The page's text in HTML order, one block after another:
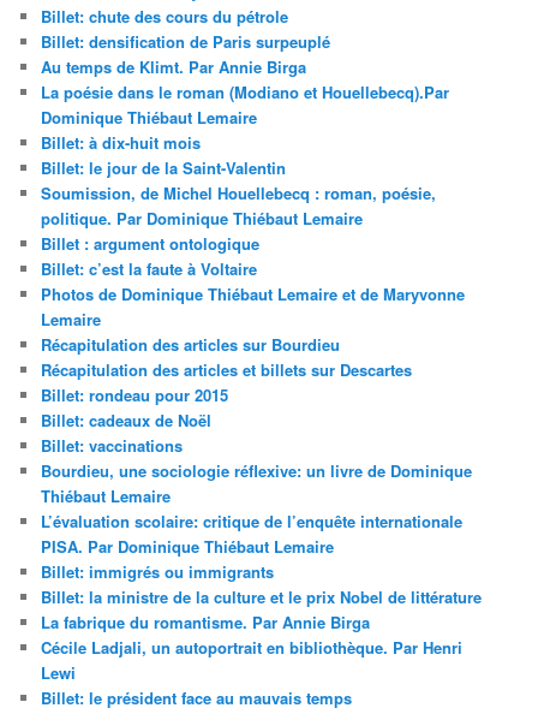
Billet: chute des cours du pétrole
Billet: densification de Paris surpeuplé
Au temps de Klimt. Par Annie Birga
La poésie dans le roman (Modiano et Houellebecq).Par
Dominique Thiébaut Lemaire
Billet: à dix-huit mois
Billet: le jour de la Saint-Valentin
Soumission, de Michel Houellebecq : roman, poésie,
politique. Par Dominique Thiébaut Lemaire
Billet : argument ontologique
Billet: c’est la faute à Voltaire
Photos de Dominique Thiébaut Lemaire et de Maryvonne
Lemaire
Récapitulation des articles sur Bourdieu
Récapitulation des articles et billets sur Descartes
Billet: rondeau pour 2015
Billet: cadeaux de Noël
Billet: vaccinations
Bourdieu, une sociologie réflexive: un livre de Dominique
Thiébaut Lemaire
L’évaluation scolaire: critique de l’enquête internationale
PISA. Par Dominique Thiébaut Lemaire
Billet: immigrés ou immigrants
Billet: la ministre de la culture et le prix Nobel de littérature
La fabrique du romantisme. Par Annie Birga
Cécile Ladjali, un autoportrait en bibliothèque. Par Henri
Lewi
Billet: le président face au mauvais temps